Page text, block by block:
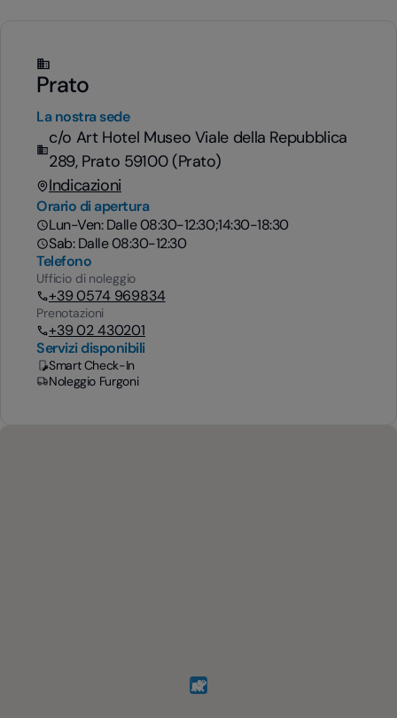
Prato
La nostra sede
c/o Art Hotel Museo Viale della Repubblica
289, Prato 59100 (Prato)
Indicazioni
Orario di apertura
Lun-Ven: Dalle 08:30-12:30;14:30-18:30
Sab: Dalle 08:30-12:30
Telefono
Ufficio di noleggio
+39 0574 969834
Prenotazioni
+39 02 430201
Servizi disponibili
Smart Check-In
Noleggio Furgoni